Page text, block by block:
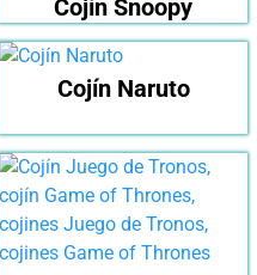
Cojín Snoopy
Cojín Naruto